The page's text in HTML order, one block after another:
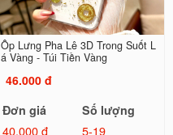
Ốp Lưng Pha Lê 3D Trong Suốt L
á Vàng - Túi Tiền Vàng
46.000 đ
Đơn giá
Số lượng
40.000 đ
5-19